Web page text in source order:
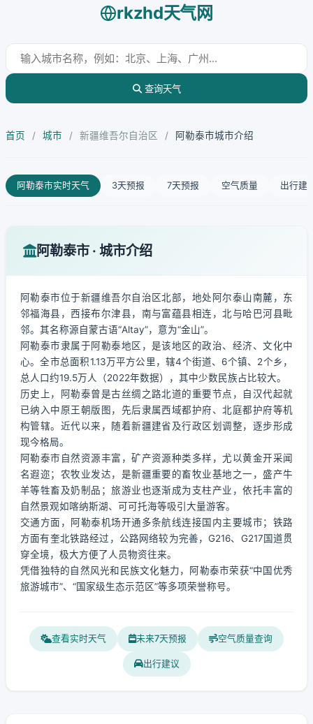
rkzhd天气网
查询天气
首页 / 城市 / 新疆维吾尔自治区 / 阿勒泰市城市介绍
阿勒泰市实时天气 3天预报 7天预报 空气质量 出行建
阿勒泰市 · 城市介绍
阿勒泰市位于新疆维吾尔自治区北部，地处阿尔泰山南麓，东
邻福海县，西接布尔津县，南与富蕴县相连，北与哈巴河县毗
邻。其名称源自蒙古语“Altay”，意为“金山”。
阿勒泰市隶属于阿勒泰地区，是该地区的政治、经济、文化中
心。全市总面积1.13万平方公里，辖4个街道、6个镇、2个乡，
总人口约19.5万人（2022年数据），其中少数民族占比较大。
历史上，阿勒泰曾是古丝绸之路北道的重要节点，自汉代起就
已纳入中原王朝版图，先后隶属西域都护府、北庭都护府等机
构管辖。近代以来，随着新疆建省及行政区划调整，逐步形成
现今格局。
阿勒泰市自然资源丰富，矿产资源种类多样，尤以黄金开采闻
名遐迩；农牧业发达，是新疆重要的畜牧业基地之一，盛产牛
羊等牲畜及奶制品；旅游业也逐渐成为支柱产业，依托丰富的
自然景观如喀纳斯湖、可可托海等吸引大量游客。
交通方面，阿勒泰机场开通多条航线连接国内主要城市；铁路
方面有奎北铁路经过，公路网络较为完善，G216、G217国道贯
穿全境，极大方便了人员物资往来。
凭借独特的自然风光和民族文化魅力，阿勒泰市荣获“中国优秀
旅游城市”、“国家级生态示范区”等多项荣誉称号。
查看实时天气 未来7天预报 空气质量查询
出行建议